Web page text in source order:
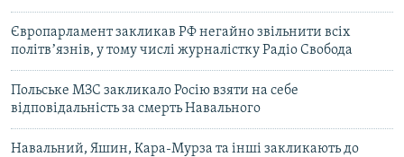
Європарламент закликав РФ негайно звільнити всіх
політвʼязнів, у тому числі журналістку Радіо Свобода
Польське МЗС закликало Росію взяти на себе
відповідальність за смерть Навального
Навальний, Яшин, Кара-Мурза та інші закликають до